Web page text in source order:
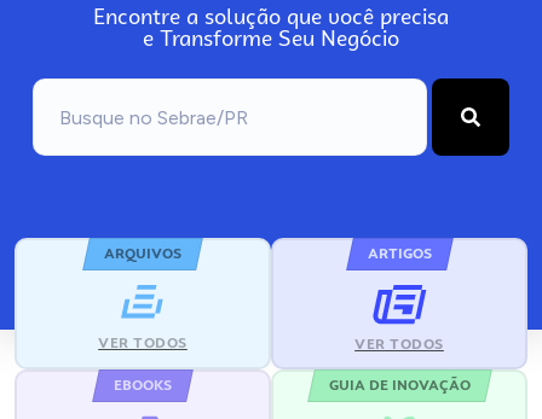
Encontre a solução que você precisa
e Transforme Seu Negócio
ARQUIVOS
VER TODOS
ARTIGOS
VER TODOS
EBOOKS GUIA DE INOVAÇÃO